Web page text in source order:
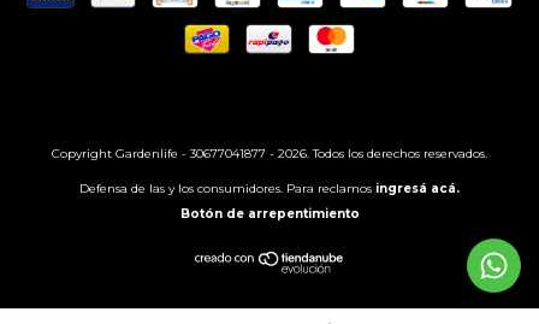
Copyright Gardenlife - 30677041877 - 2026. Todos los derechos reservados.
Defensa de las y los consumidores. Para reclamos ingresá acá.
Botón de arrepentimiento